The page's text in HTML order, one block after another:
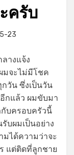
ครับ
23
างแจ้ง
มจะไม่มีโชค
วัน ซึ่งเป็นวัน
กแล้ว ผมขับมา
บครอบครัวนี้
บผมเป็นอย่าง
มได้ความว่าจะ
แต่ติดที่ลูกชาย